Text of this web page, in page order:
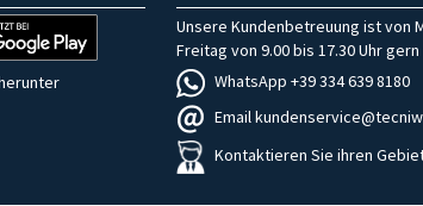
Unsere Kundenbetreuung ist von
Freitag von 9.00 bis 17.30 Uhr
WhatsApp +39 334 639 8180
Email
Kontaktieren Sie ihren